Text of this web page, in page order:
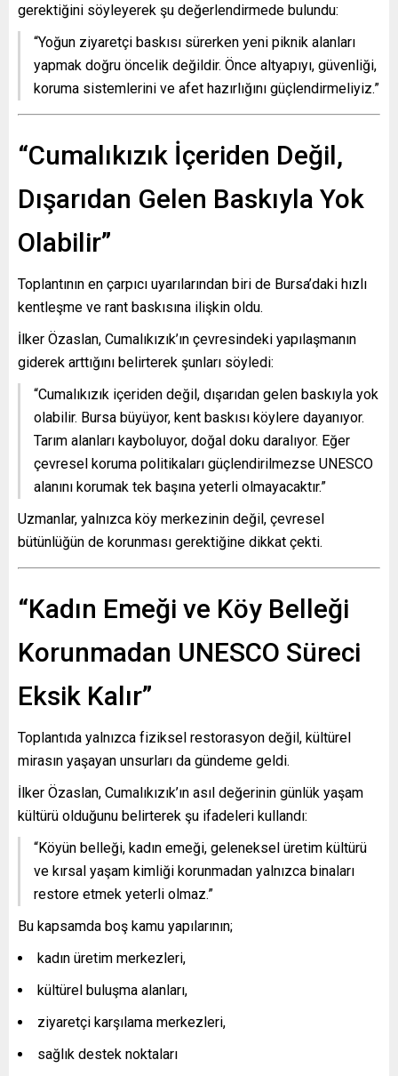
gerektiğini söyleyerek şu değerlendirmede bulundu:
“Yoğun ziyaretçi baskısı sürerken yeni piknik alanları
yapmak doğru öncelik değildir. Önce altyapıyı, güvenliği,
koruma sistemlerini ve afet hazırlığını güçlendirmeliyiz.”
“Cumalıkızık İçeriden Değil,
Dışarıdan Gelen Baskıyla Yok
Olabilir”
Toplantının en çarpıcı uyarılarından biri de Bursa’daki hızlı
kentleşme ve rant baskısına ilişkin oldu.
İlker Özaslan, Cumalıkızık’ın çevresindeki yapılaşmanın
giderek arttığını belirterek şunları söyledi:
“Cumalıkızık içeriden değil, dışarıdan gelen baskıyla yok
olabilir. Bursa büyüyor, kent baskısı köylere dayanıyor.
Tarım alanları kayboluyor, doğal doku daralıyor. Eğer
çevresel koruma politikaları güçlendirilmezse UNESCO
alanını korumak tek başına yeterli olmayacaktır.”
Uzmanlar, yalnızca köy merkezinin değil, çevresel
bütünlüğün de korunması gerektiğine dikkat çekti.
“Kadın Emeği ve Köy Belleği
Korunmadan UNESCO Süreci
Eksik Kalır”
Toplantıda yalnızca fiziksel restorasyon değil, kültürel
mirasın yaşayan unsurları da gündeme geldi.
İlker Özaslan, Cumalıkızık’ın asıl değerinin günlük yaşam
kültürü olduğunu belirterek şu ifadeleri kullandı:
“Köyün belleği, kadın emeği, geleneksel üretim kültürü
ve kırsal yaşam kimliği korunmadan yalnızca binaları
restore etmek yeterli olmaz.”
Bu kapsamda boş kamu yapılarının;
kadın üretim merkezleri,
kültürel buluşma alanları,
ziyaretçi karşılama merkezleri,
sağlık destek noktaları